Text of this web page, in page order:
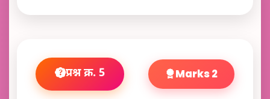
प्रश्न क्र. 5 Marks 2